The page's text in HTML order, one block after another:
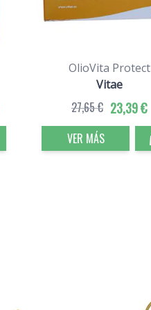
OlioVita Protect
Vitae
23,39 €
27,65 €
VER MÁS